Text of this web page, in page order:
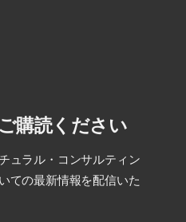
購読ください
ュラル・コンサルティン
ての最新情報を配信いた